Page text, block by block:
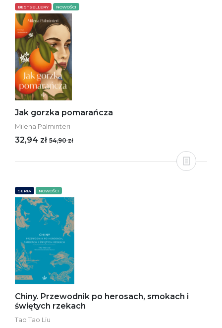
BESTSELLERY NOWOŚCI
Jak gorzka pomarańcza
Milena Palminteri
32,94 zł 54,90 zł
SERIA NOWOŚCI
Chiny. Przewodnik po herosach, smokach i
świętych rzekach
Tao Tao Liu